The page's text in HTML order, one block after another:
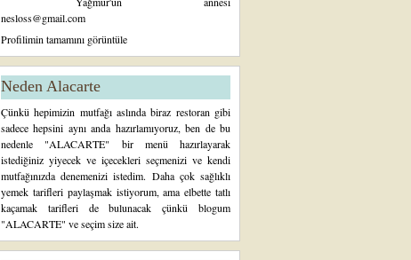
nesloss@gmail.com
Profilimin tamamını görüntüle
Neden Alacarte
Çünkü hepimizin mutfağı aslında biraz restoran gibi
sadece hepsini aynı anda hazırlamıyoruz, ben de bu
nedenle "ALACARTE" bir menü hazırlayarak
istediğiniz yiyecek ve içecekleri seçmenizi ve kendi
mutfağınızda denemenizi istedim. Daha çok sağlıklı
yemek tarifleri paylaşmak istiyorum, ama elbette tatlı
kaçamak tarifleri de bulunacak çünkü blogum
"ALACARTE" ve seçim size ait.